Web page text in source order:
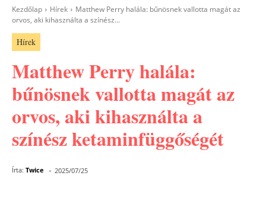
Kezdőlap Hírek
Matthew Perry halála: bűnösnek vallotta magát az
orvos, aki kihasználta a színész...
Hírek
Matthew Perry halála:
bűnösnek vallotta magát az
orvos, aki kihasználta a
színész ketaminfüggőségét
Írta: Twice - 2025/07/25